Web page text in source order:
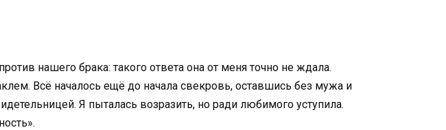
нашего брака: такого ответа она от меня точно не ждала.
Всё началось ещё до начала свекровь, оставшись без мужа и
Я пыталась возразить, но ради любимого уступила.